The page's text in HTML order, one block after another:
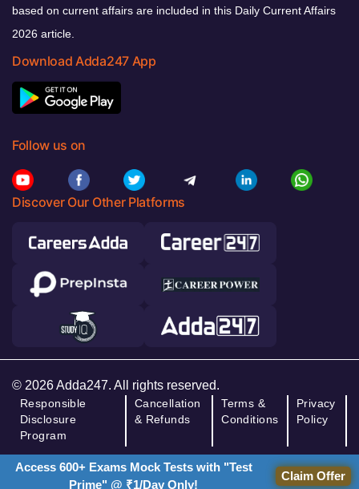
based on current affairs are included in this Daily Current Affairs
2026 article.
Download Adda247 App
Follow us on
Discover Our Other Platforms
© 2026 Adda247. All rights reserved.
Responsible
Disclosure
Program
Cancellation
& Refunds
Terms &
Conditions
Privacy
Policy
Access 600+ Exams Mock Tests with "Test
Prime" @ ₹1/Day Only!
Claim Offer